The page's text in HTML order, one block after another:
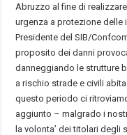
Abruzzo al fine di
urgenza a protezione delle
Presidente del SIB/
proposito dei danni
danneggiando le strutture
a rischio strade e civili
questo periodo ci
aggiunto – malgrado i
la volonta’ dei titolari